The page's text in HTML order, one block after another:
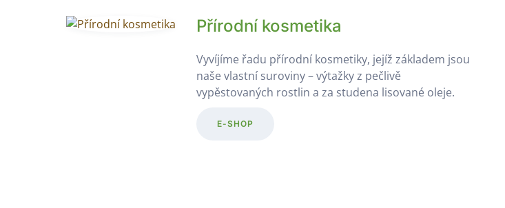
Přírodní kosmetika
Vyvíjíme řadu přírodní kosmetiky, jejíž základem jsou
naše vlastní suroviny – výtažky z pečlivě
vypěstovaných rostlin a za studena lisované oleje.
E-SHOP